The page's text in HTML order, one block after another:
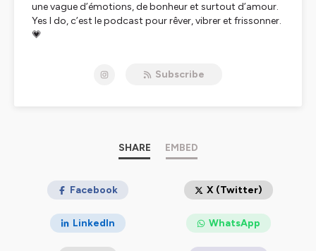
une vague d’émotions, de bonheur et surtout d’amour.
Yes I do, c’est le podcast pour rêver, vibrer et frissonner.
💗
pense que si mes amies devaient me décrire c’est l’une
témoignages uniques et touchants.
vision du couple ? Quels sont les secrets d'une relation
l'amour ? C'est au cœur de ces moments d’intimité que
je vous emmène avec moi.
Subscribe
SHARE EMBED
Facebook X (Twitter)
LinkedIn WhatsApp